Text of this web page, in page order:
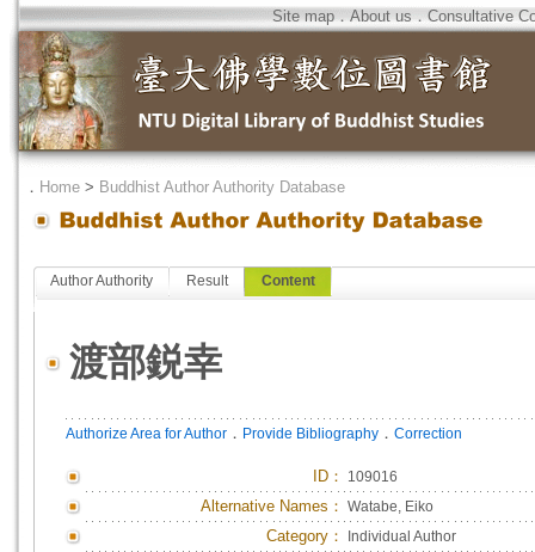
Site map．About us．Consultative
． Home > Buddhist Author Authority Database
Author Authority Result Content
渡部鋭幸
Authorize Area for Author ． Provide Bibliography ． Correction
ID ： 109016
Alternative Names： Watabe, Eiko
Category： Individual Author